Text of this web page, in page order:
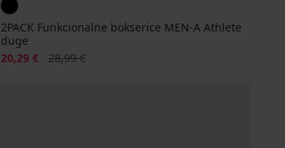
2PACK Funkcionalne bokserice MEN-A Athlete
duge
Popust
20,29 € Prvobitna cijena
28,99 €